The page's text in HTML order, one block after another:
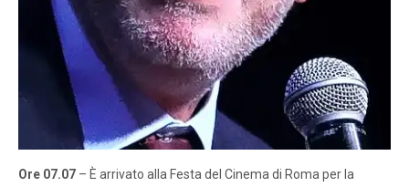
Ore 07.07 – È arrivato alla Festa del Cinema di Roma per la